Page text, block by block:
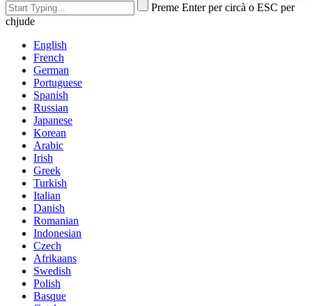
Preme Enter per circà o ESC per
chjude
English
French
German
Portuguese
Spanish
Russian
Japanese
Korean
Arabic
Irish
Greek
Turkish
Italian
Danish
Romanian
Indonesian
Czech
Afrikaans
Swedish
Polish
Basque